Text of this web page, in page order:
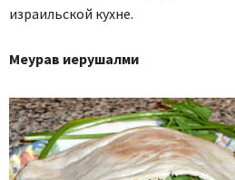
израильской кухне.
Меурав иерушалми